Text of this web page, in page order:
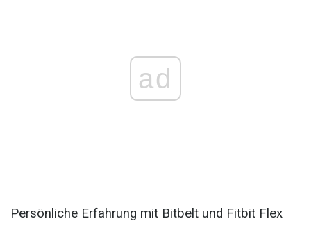
ad
Persönliche Erfahrung mit Bitbelt und Fitbit Flex